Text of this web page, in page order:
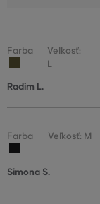
Farba
Veľkosť:
L
Radim L.
Farba Veľkosť: M
Simona S.